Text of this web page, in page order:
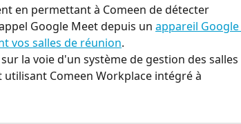
en permettant à Comeen de détecter
Google Meet depuis un appareil Google
vos salles de réunion.
la voie d'un système de gestion des salles
Comeen Workplace intégré à